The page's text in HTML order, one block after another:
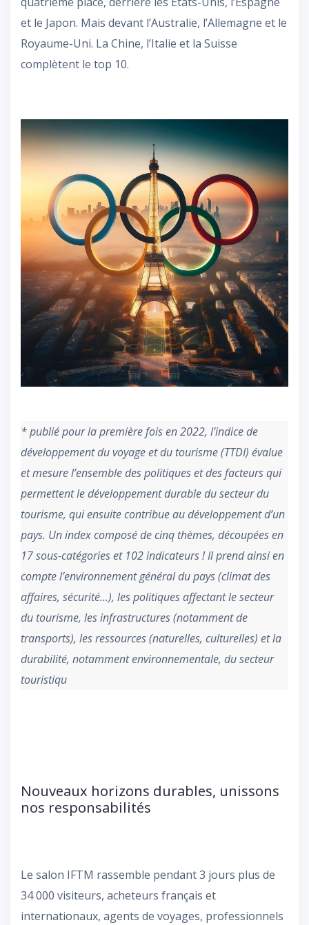
et le Japon. Mais devant l’Australie, l’Allemagne et le
Royaume-Uni. La Chine, l’Italie et la Suisse
complètent le top 10.
* publié pour la première fois en 2022, l’indice de
développement du voyage et du tourisme (TTDI) évalue
et mesure l’ensemble des politiques et des facteurs qui
permettent le développement durable du secteur du
tourisme, qui ensuite contribue au développement d’un
pays. Un index composé de cinq thèmes, découpées en
17 sous-catégories et 102 indicateurs ! Il prend ainsi en
compte l’environnement général du pays (climat des
affaires, sécurité…), les politiques affectant le secteur
du tourisme, les infrastructures (notamment de
transports), les ressources (naturelles, culturelles) et la
durabilité, notamment environnementale, du secteur
touristiqu
Nouveaux horizons durables, unissons
nos responsabilités
Le salon IFTM rassemble pendant 3 jours plus de
34 000 visiteurs, acheteurs français et
internationaux, agents de voyages, professionnels